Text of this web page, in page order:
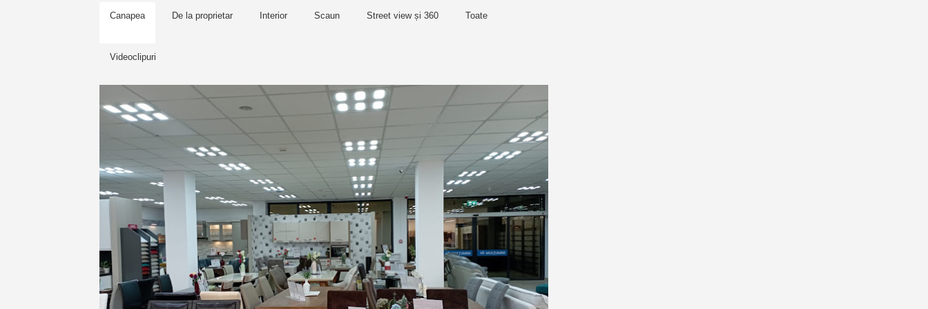
Canapea De la proprietar Interior Scaun Street view și 360 Toate
Videoclipuri